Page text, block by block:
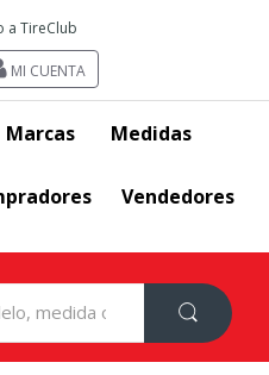
a TireClub
MI CUENTA
Marcas Medidas
Vendedores